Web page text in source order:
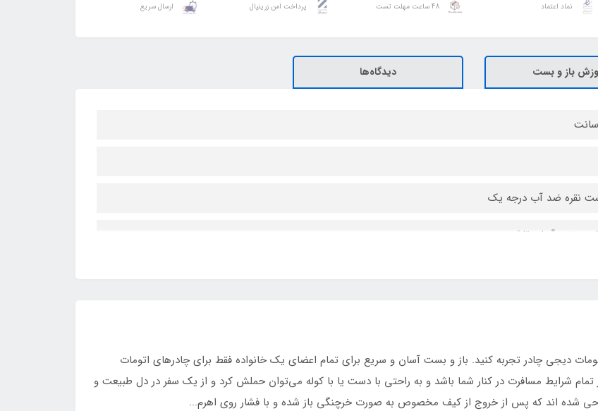
نماد اعتماد 48 ساعت مهلت تست پرداخت امن زرینپال ارسال سریع
باز و بست دیدگاه‌ها
نقره ضد آب درجه یک
چتری آسان تاشو
دیجی چادر تجربه کنید. باز و بست آسان و سریع برای تمام اعضای یک خانواده فقط برای چادرهای اتومات
شرایط مسافرت در کنار شما باشد و به راحتی با دست یا با کوله می‌توان حملش کرد و از یک سفر در دل طبیعت و
شده اند که پس از خروج از کیف مخصوص به صورت خرچنگی باز شده و با فشار روی اهرم...